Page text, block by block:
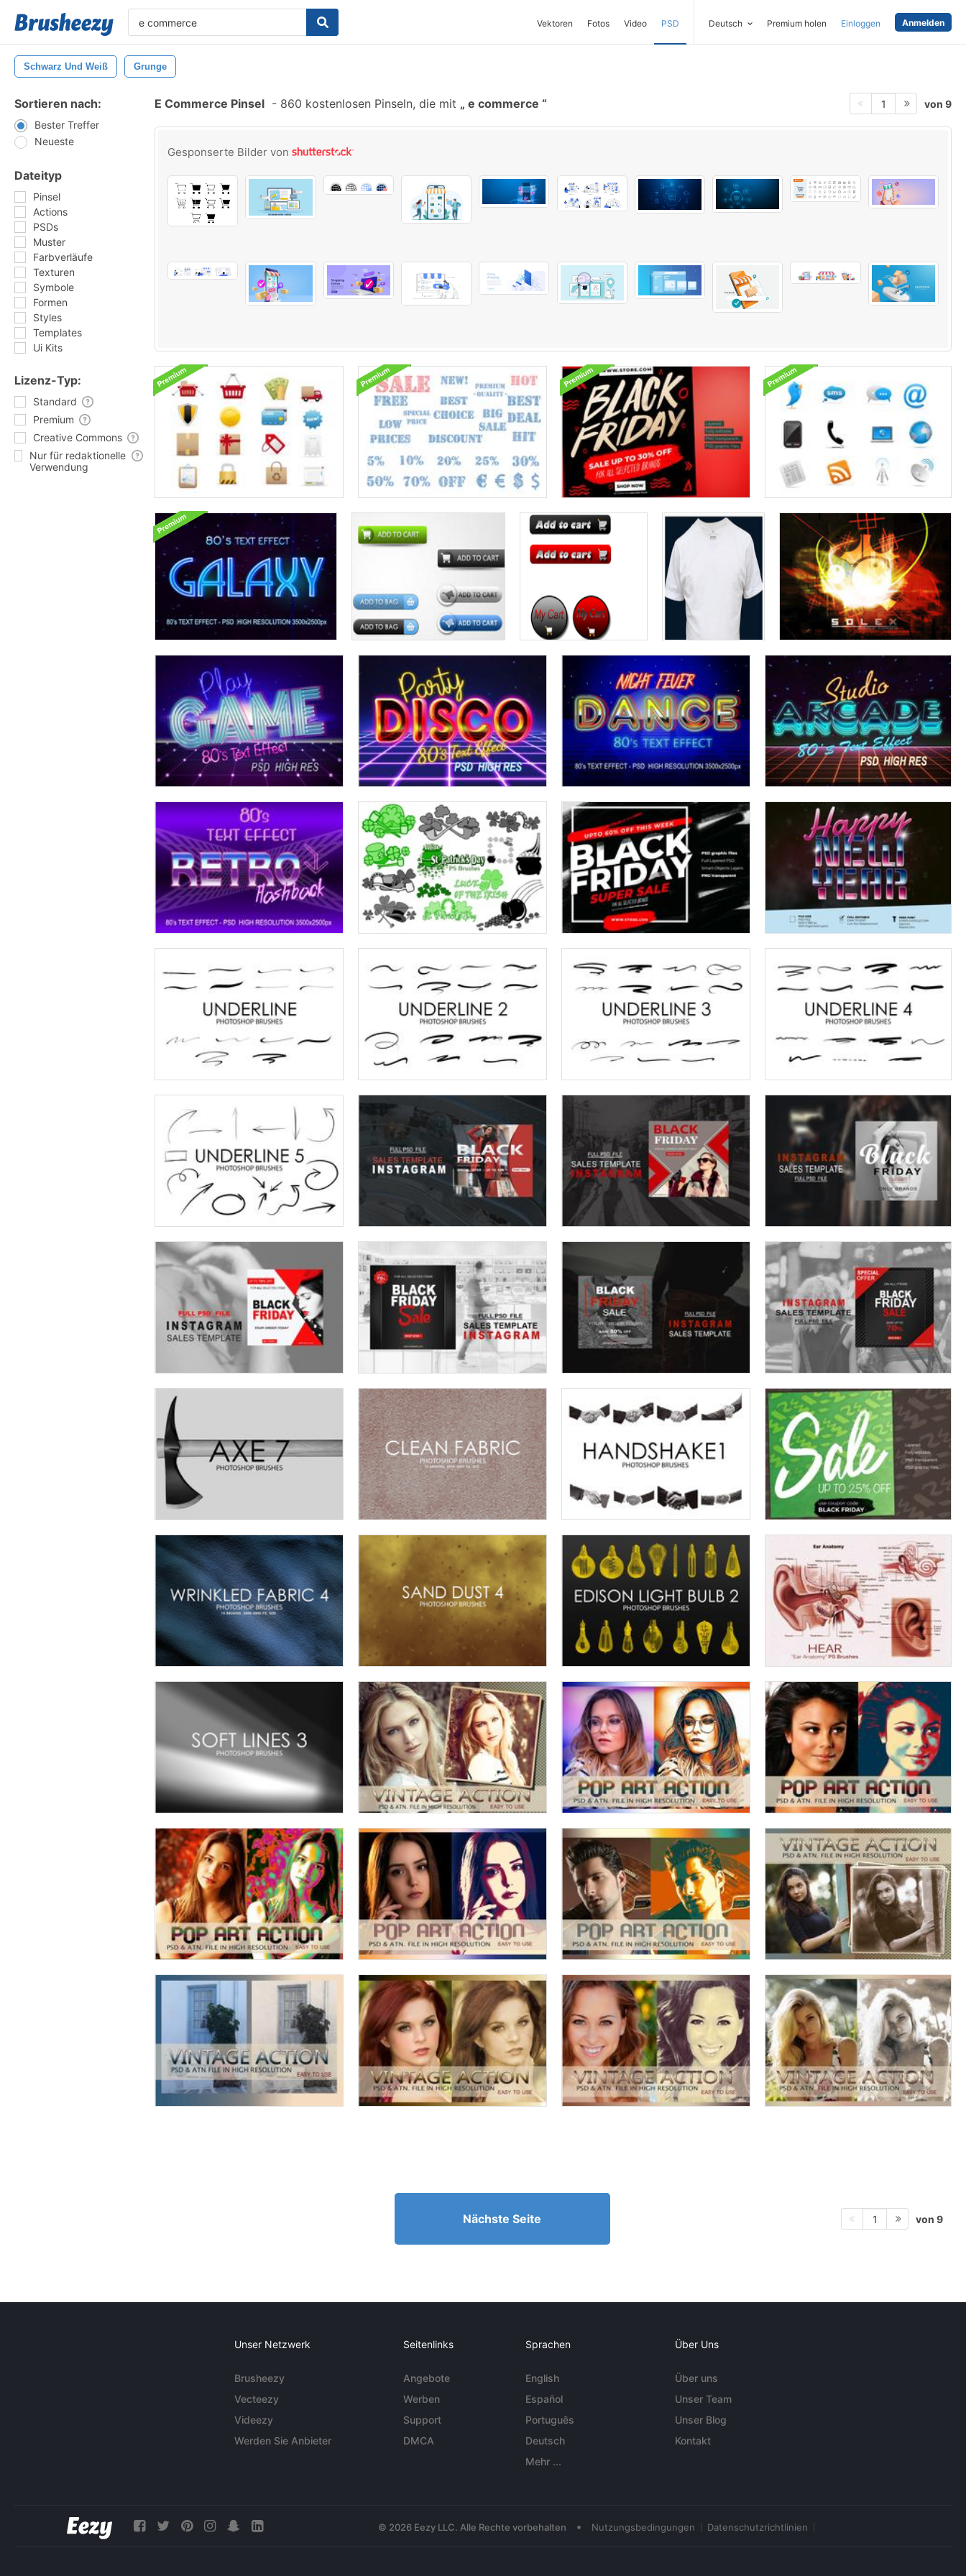
Vektoren Fotos Video PSD Deutsch Premium holen Einloggen Anmelden
Schwarz Und Weiß Grunge
Sortieren nach:
Bester Treffer
Neueste
Dateityp
Pinsel
Actions
PSDs
Muster
Farbverläufe
Texturen
Symbole
Formen
Styles
Templates
Ui Kits
Lizenz-Typ:
Standard
Premium
Creative Commons
Nur für redaktionelle
Verwendung
E Commerce Pinsel - 860 kostenlosen Pinseln, die mit e commerce 1 von 9
Gesponserte Bilder von
Nächste Seite 1 von 9
Unser Netzwerk
Brusheezy
Vecteezy
Videezy
Werden Sie Anbieter
Seitenlinks
Angebote
Werben
Support
DMCA
Sprachen
English
Español
Português
Deutsch
Mehr ...
Über Uns
Über uns
Unser Team
Unser Blog
Kontakt
© 2026 Eezy LLC. Alle Rechte vorbehalten • Nutzungsbedingungen Datenschutzrichtlinien